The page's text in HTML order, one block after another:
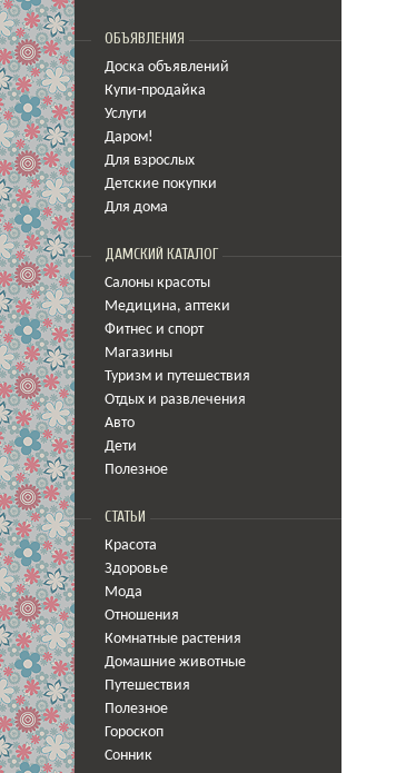
ОБЪЯВЛЕНИЯ
Доска объявлений
Купи-продайка
Услуги
Даром!
Для взрослых
Детские покупки
Для дома
ДАМСКИЙ КАТАЛОГ
Салоны красоты
Медицина, аптеки
Фитнес и спорт
Магазины
Туризм и путешествия
Отдых и развлечения
Авто
Дети
Полезное
СТАТЬИ
Красота
Здоровье
Мода
Отношения
Комнатные растения
Домашние животные
Путешествия
Полезное
Гороскоп
Сонник